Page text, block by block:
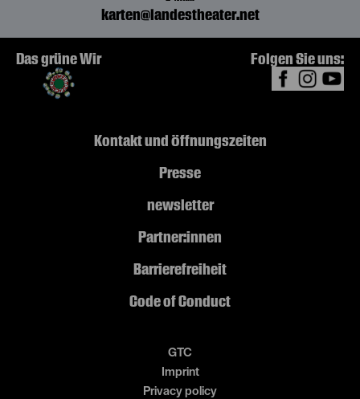
karten@landestheater.net
Das grüne Wir Folgen Sie uns:
Kontakt und Öffnungszeiten
Presse
newsletter
Partner:innen
Barrierefreiheit
Code of Conduct
GTC
Imprint
Privacy policy